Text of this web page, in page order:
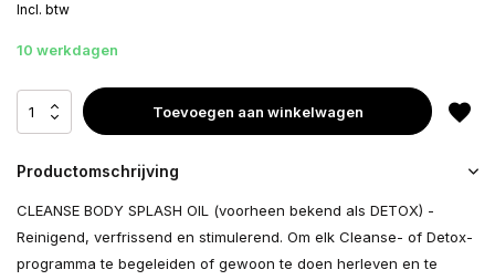
Incl. btw
10 werkdagen
Toevoegen aan winkelwagen
Productomschrijving
CLEANSE BODY SPLASH OIL (voorheen bekend als DETOX) -
Reinigend, verfrissend en stimulerend. Om elk Cleanse- of Detox-
programma te begeleiden of gewoon te doen herleven en te